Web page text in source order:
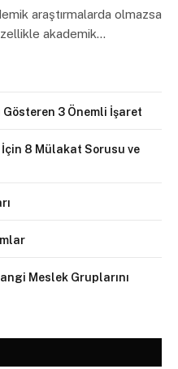
araştırmalarda olmazsa
akademik…
Gösteren 3 Önemli İşaret
8 Mülakat Sorusu ve
Meslek Gruplarını